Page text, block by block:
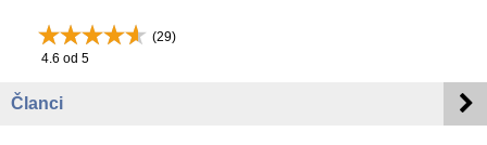
(29)
4.6 od 5
Članci